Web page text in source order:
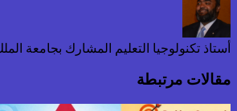
أستاذ تكنولوجيا التعليم المشارك بجامعة
مقالات مرتبطة